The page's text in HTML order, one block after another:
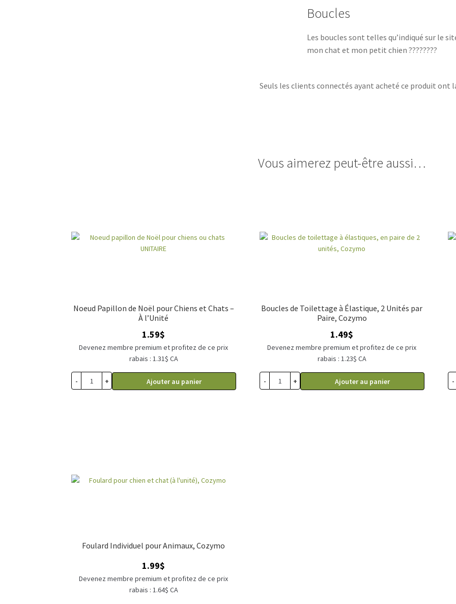
Boucles
Les boucles sont telles qu’indiqué sur le
mon chat et mon petit chien ????????
Seuls les clients connectés ayant acheté ce produit ont
Vous aimerez peut-être aussi…
Noeud Papillon de Noël pour Chiens et Chats –
À l’Unité
1.59$
Devenez membre premium et profitez de ce prix
rabais : 1.31$ CA
- + Ajouter au panier
Boucles de Toilettage à Élastique, 2 Unités par
Paire, Cozymo
1.49$
Devenez membre premium et profitez de ce prix
rabais : 1.23$ CA
- + Ajouter au panier -
Foulard Individuel pour Animaux, Cozymo
1.99$
Devenez membre premium et profitez de ce prix
rabais : 1.64$ CA